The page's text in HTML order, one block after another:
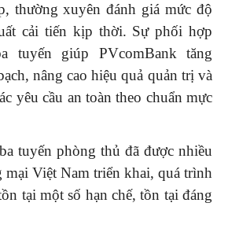
thường xuyên đánh giá mức độ
cải tiến kịp thời. Sự phối hợp
tuyến giúp PVcomBank tăng
nâng cao hiệu quả quản trị và
yêu cầu an toàn theo chuẩn mực
tuyến phòng thủ đã được nhiều
mại Việt Nam triển khai, quá trình
tại một số hạn chế, tồn tại đáng